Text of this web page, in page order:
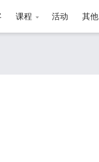
课程 活动 其他